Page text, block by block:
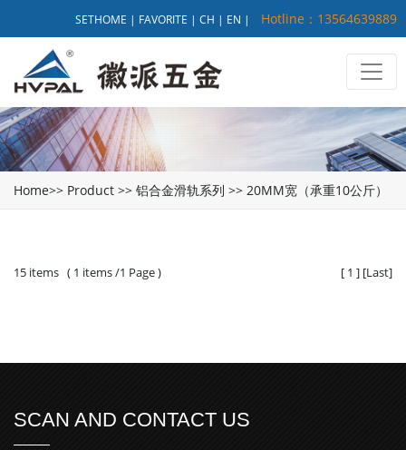
SETHOME | FAVORITE | CH | EN | Hotline：13564639889
Home>> Product >> 铝合金滑轨系列 >> 20MM宽（承重10公斤）
15 items ( 1 items /1 Page ) [ 1 ] [Last]
SCAN AND CONTACT US